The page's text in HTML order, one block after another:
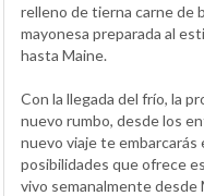
relleno de tierna carne de
mayonesa preparada al
hasta Maine.
Con la llegada del frío, la
nuevo rumbo, desde los
nuevo viaje te embarcarás
posibilidades que ofrece
vivo semanalmente desde